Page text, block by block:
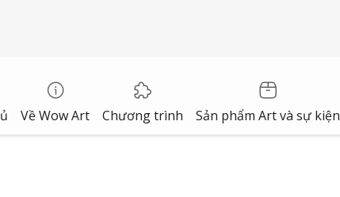
Về Wow Art Chương trình Sản phẩm Art và sự kiện